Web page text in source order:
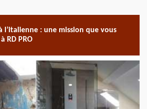
l’italienne : une mission que vous
RD PRO